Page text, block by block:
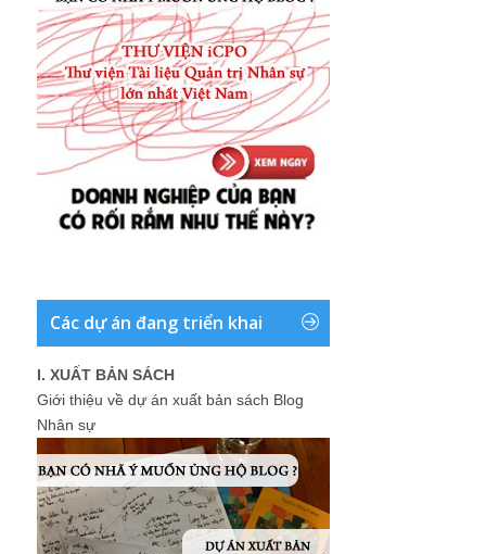
Các dự án đang triển khai
I. XUẤT BẢN SÁCH
Giới thiệu về dự án xuất bản sách Blog
Nhân sự